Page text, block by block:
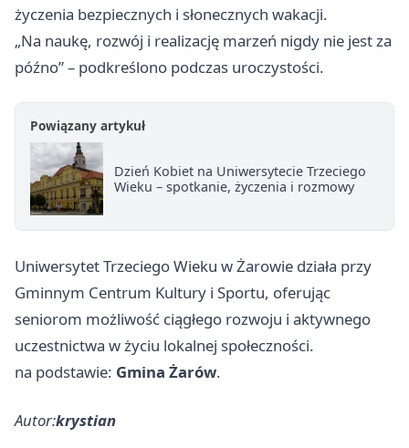
życzenia bezpiecznych i słonecznych wakacji.
„Na naukę, rozwój i realizację marzeń nigdy nie jest za
późno” – podkreślono podczas uroczystości.
Powiązany artykuł
Dzień Kobiet na Uniwersytecie Trzeciego
Wieku – spotkanie, życzenia i rozmowy
Uniwersytet Trzeciego Wieku w Żarowie działa przy
Gminnym Centrum Kultury i Sportu, oferując
seniorom możliwość ciągłego rozwoju i aktywnego
uczestnictwa w życiu lokalnej społeczności.
na podstawie: Gmina Żarów.
Autor:krystian